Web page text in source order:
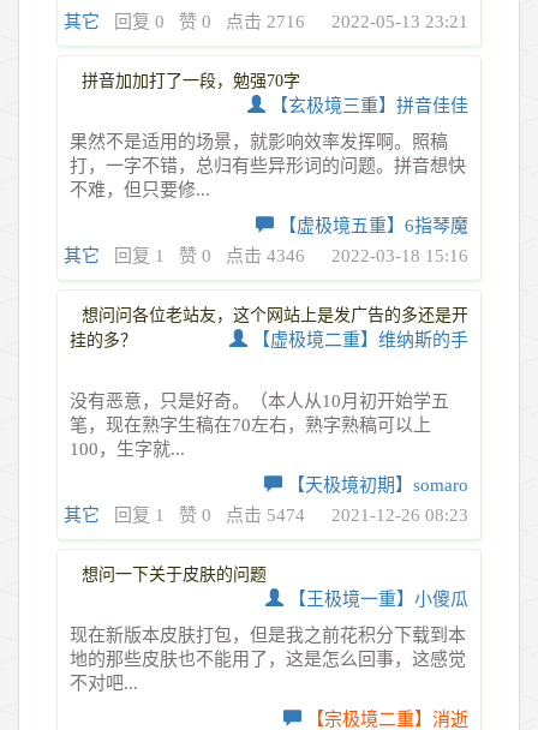
2022-05-13 23:21
其它 回复 0 赞 0 点击 2716
拼音加加打了一段，勉强70字
【玄极境三重】拼音佳佳
果然不是适用的场景，就影响效率发挥啊。照稿
打，一字不错，总归有些异形词的问题。拼音想快
不难，但只要修...
【虚极境五重】6指琴魔
2022-03-18 15:16
其它 回复 1 赞 0 点击 4346
想问问各位老站友，这个网站上是发广告的多还是开
挂的多？
【虚极境二重】维纳斯的手
没有恶意，只是好奇。（本人从10月初开始学五
笔，现在熟字生稿在70左右，熟字熟稿可以上
100，生字就...
【天极境初期】somaro
2021-12-26 08:23
其它 回复 1 赞 0 点击 5474
想问一下关于皮肤的问题
【王极境一重】小傻瓜
现在新版本皮肤打包，但是我之前花积分下载到本
地的那些皮肤也不能用了，这是怎么回事，这感觉
不对吧...
【宗极境二重】消逝